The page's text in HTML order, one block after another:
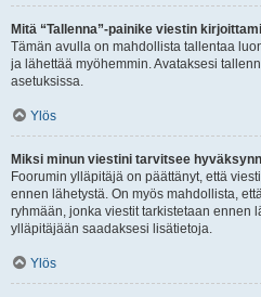
Mitä “Tallenna”-painike viestin
Tämän avulla on mahdollista tallentaa
ja lähettää myöhemmin. Avataksesi
asetuksissa.
Ylös
Miksi minun viestini tarvitsee
Foorumin ylläpitäjä on päättänyt, että
ennen lähetystä. On myös mahdollista,
ryhmään, jonka viestit tarkistetaan ennen
ylläpitäjään saadaksesi lisätietoja.
Ylös